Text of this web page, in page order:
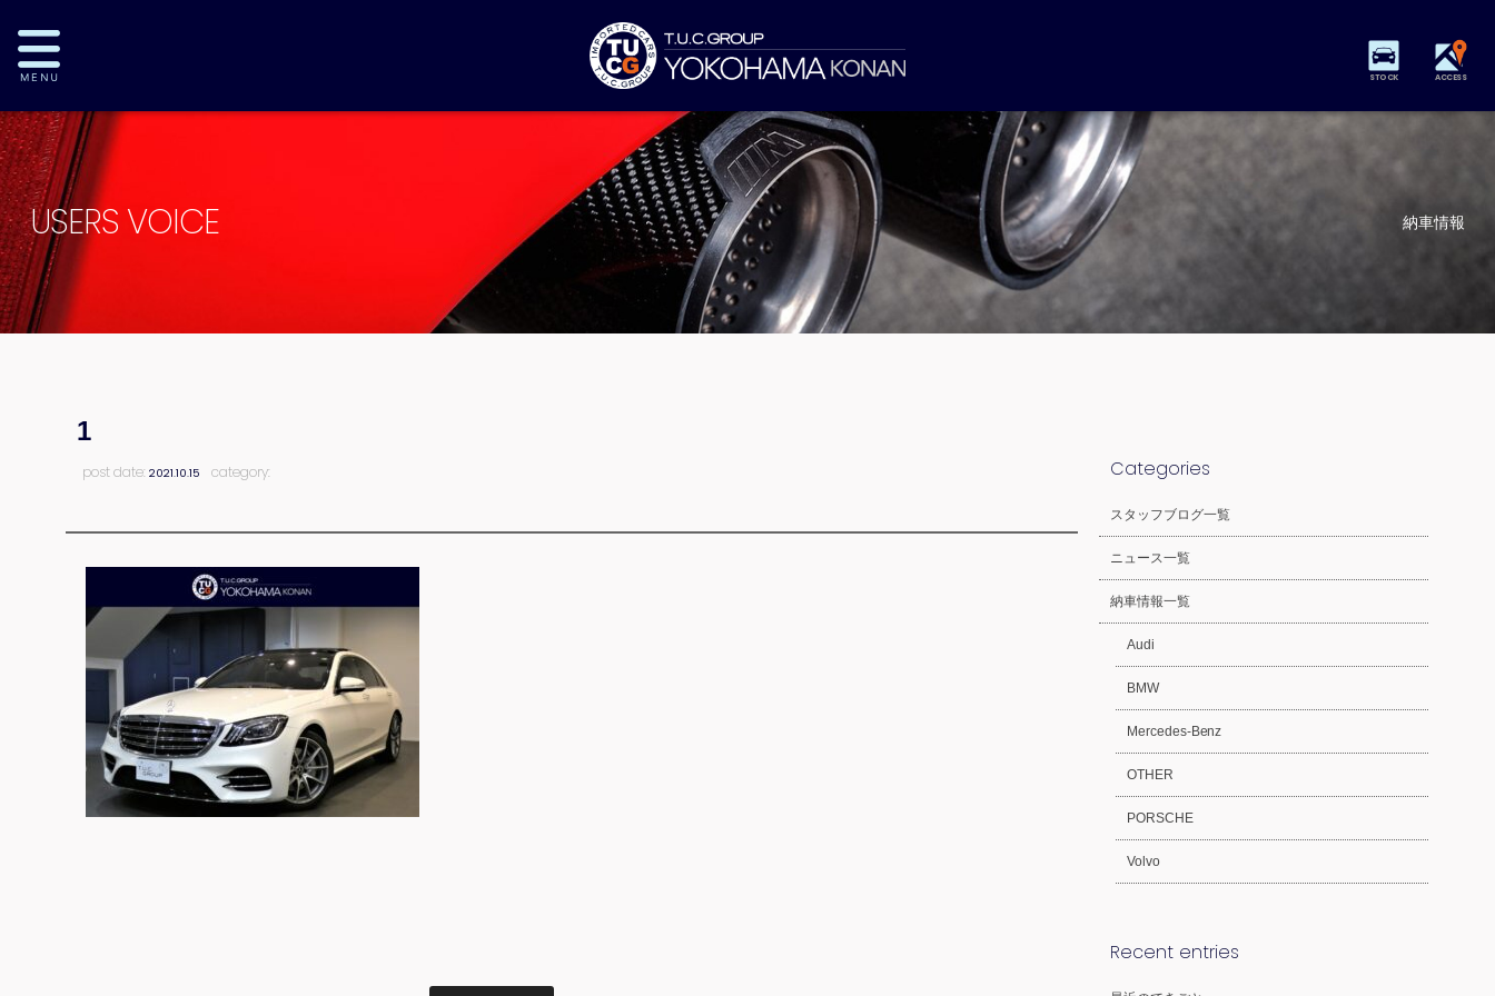
STOCK ACCESS
USERS VOICE 納車情報
1
post date:2021.10.15 category: Categories
スタッフブログ一覧
ニュース一覧
納車情報一覧
Audi
BMW
Mercedes-Benz
OTHER
PORSCHE
Volvo
Recent entries